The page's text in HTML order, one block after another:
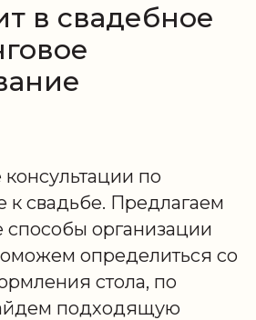
в свадебное
по
к свадьбе. Предлагаем
способы организации
определиться со
стола, по
подходящую